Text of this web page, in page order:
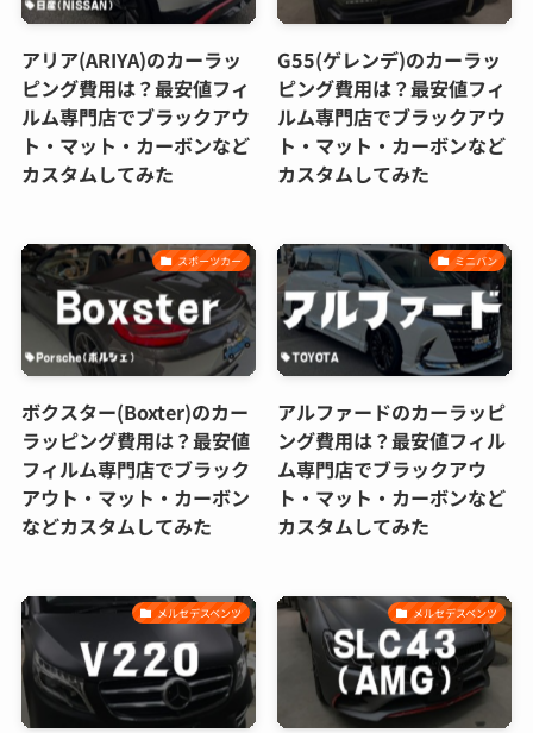
アリア(ARIYA)のカーラッ
ピング費用は？最安値フィ
ルム専門店でブラックアウ
ト・マット・カーボンなど
カスタムしてみた
G55(ゲレンデ)のカーラッ
ピング費用は？最安値フィ
ルム専門店でブラックアウ
ト・マット・カーボンなど
カスタムしてみた
スポーツカー
ボクスター(Boxter)のカー
ラッピング費用は？最安値
フィルム専門店でブラック
アウト・マット・カーボン
などカスタムしてみた
ミニバン
アルファードのカーラッピ
ング費用は？最安値フィル
ム専門店でブラックアウ
ト・マット・カーボンなど
カスタムしてみた
メルセデスベンツ メルセデスベンツ